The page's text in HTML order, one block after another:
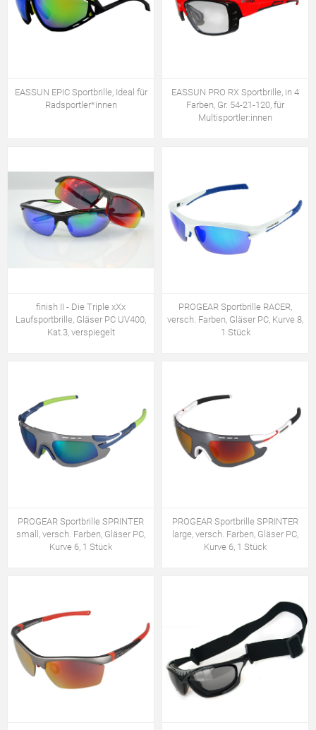
EASSUN EPIC Sportbrille, Ideal für
Radsportler*innen
EASSUN PRO RX Sportbrille, in 4
Farben, Gr. 54-21-120, für
Multisportler:innen
finish II - Die Triple xXx
Laufsportbrille, Gläser PC UV400,
Kat.3, verspiegelt
PROGEAR Sportbrille RACER,
versch. Farben, Gläser PC, Kurve 8,
1 Stück
PROGEAR Sportbrille SPRINTER
small, versch. Farben, Gläser PC,
Kurve 6, 1 Stück
PROGEAR Sportbrille SPRINTER
large, versch. Farben, Gläser PC,
Kurve 6, 1 Stück